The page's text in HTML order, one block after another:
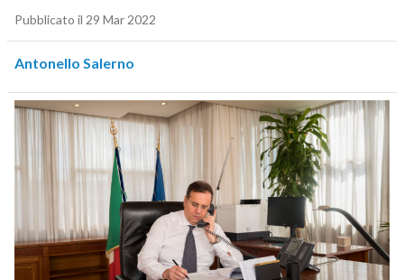
Pubblicato il 29 Mar 2022
Antonello Salerno